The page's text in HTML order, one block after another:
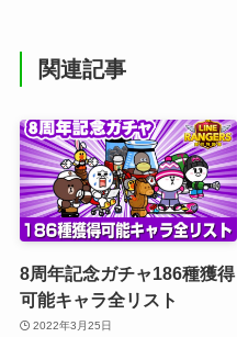
関連記事
8周年記念ガチャ186種獲得
可能キャラ全リスト
2022年3月25日